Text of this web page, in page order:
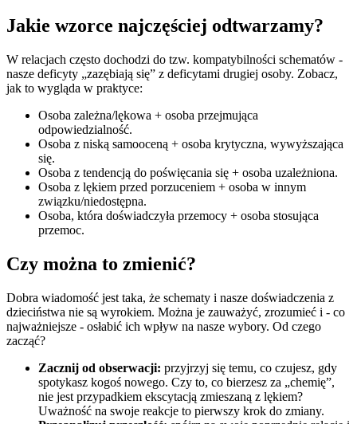
Jakie wzorce najczęściej odtwarzamy?
W relacjach często dochodzi do tzw. kompatybilności schematów -
nasze deficyty „zazębiają się” z deficytami drugiej osoby. Zobacz,
jak to wygląda w praktyce:
Osoba zależna/lękowa + osoba przejmująca
odpowiedzialność.
Osoba z niską samooceną + osoba krytyczna, wywyższająca
się.
Osoba z tendencją do poświęcania się + osoba uzależniona.
Osoba z lękiem przed porzuceniem + osoba w innym
związku/niedostępna.
Osoba, która doświadczyła przemocy + osoba stosująca
przemoc.
Czy można to zmienić?
Dobra wiadomość jest taka, że schematy i nasze doświadczenia z
dzieciństwa nie są wyrokiem. Można je zauważyć, zrozumieć i - co
najważniejsze - osłabić ich wpływ na nasze wybory. Od czego
zacząć?
Zacznij od obserwacji: przyjrzyj się temu, co czujesz, gdy
spotykasz kogoś nowego. Czy to, co bierzesz za „chemię”,
nie jest przypadkiem ekscytacją zmieszaną z lękiem?
Uważność na swoje reakcje to pierwszy krok do zmiany.